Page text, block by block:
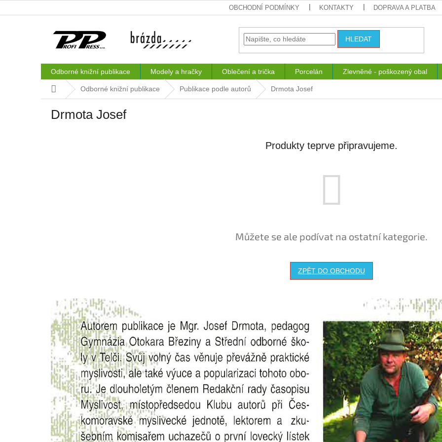
na
OBCHODNÍ PODMÍNKY KONTAKTY DOPRAVA A PLATBA
HLEDAT
Odborné knižní publikace Modely a hračky Oblečení a trička Porcelán Zlevněné - poškozený obal
Domů Odborné knižní publikace Publikace podle autorů Drmota Josef
Drmota Josef
Produkty teprve připravujeme.
Můžete se ale podívat na ostatní kategorie.
ZPĚT DO OBCHODU